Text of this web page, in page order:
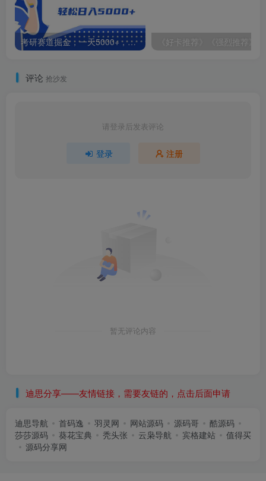
考研赛道掘金，一天5000+，学历低也能做，保姆式教学，不学一下，真的可惜！
评论 抢沙发
请登录后发表评论
登录 注册
暂无评论内容
迪思分享——友情链接，需要友链的，点击后面申请
迪思导航 首码逸 羽灵网 网站源码 源码哥
酷源码
莎莎源码
葵花宝典 秃头张 云枭导航 宾格建站
值得买
源码分享网